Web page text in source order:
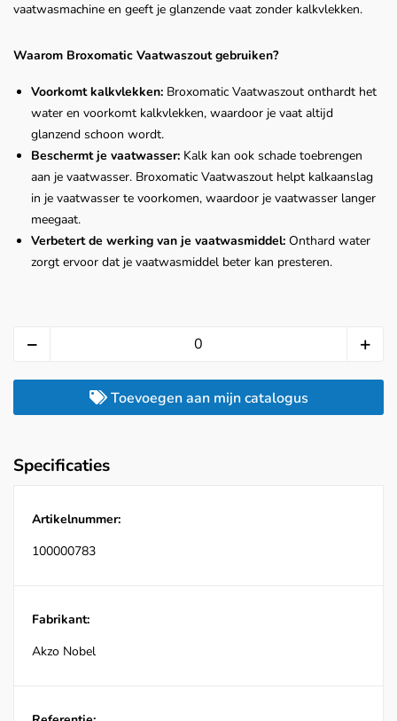
vaatwasmachine en geeft je glanzende vaat zonder kalkvlekken.
Waarom Broxomatic Vaatwaszout gebruiken?
Voorkomt kalkvlekken: Broxomatic Vaatwaszout onthardt het
water en voorkomt kalkvlekken, waardoor je vaat altijd
glanzend schoon wordt.
Beschermt je vaatwasser: Kalk kan ook schade toebrengen
aan je vaatwasser. Broxomatic Vaatwaszout helpt kalkaanslag
in je vaatwasser te voorkomen, waardoor je vaatwasser langer
meegaat.
Verbetert de werking van je vaatwasmiddel: Onthard water
zorgt ervoor dat je vaatwasmiddel beter kan presteren.
Toevoegen aan mijn catalogus
Specificaties
Artikelnummer:
100000783
Fabrikant:
Akzo Nobel